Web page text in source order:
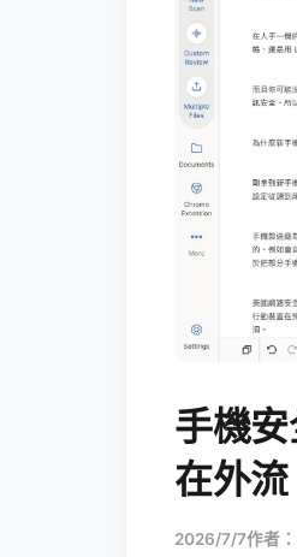
手機
在外流
2026/7/7作者：